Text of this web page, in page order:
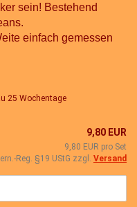
sein! Bestehend
einfach gemessen
25 Wochentage
9,80 EUR
9,80 EUR pro Set
Reg. §19 UStG zzgl. Versand